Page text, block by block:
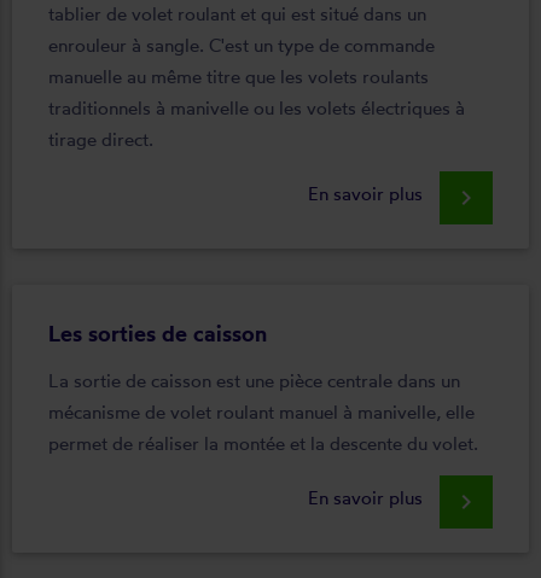
tablier de volet roulant et qui est situé dans un
enrouleur à sangle. C'est un type de commande
manuelle au même titre que les volets roulants
traditionnels à manivelle ou les volets électriques à
tirage direct.
En savoir plus keyboard_arrow_right
Les sorties de caisson
La sortie de caisson est une pièce centrale dans un
mécanisme de volet roulant manuel à manivelle, elle
permet de réaliser la montée et la descente du volet.
En savoir plus keyboard_arrow_right